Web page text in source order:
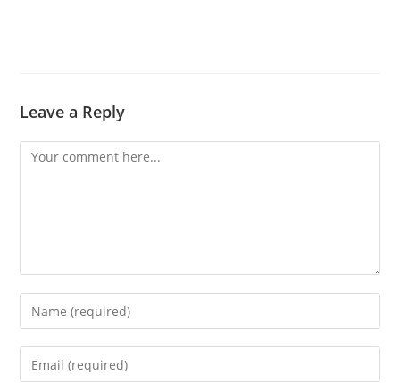
Leave a Reply
Comment
Enter
your
name
Enter
your